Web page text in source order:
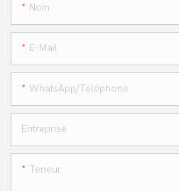
Nom
E-Mail
WhatsApp/téléphone
Entreprise
Teneur